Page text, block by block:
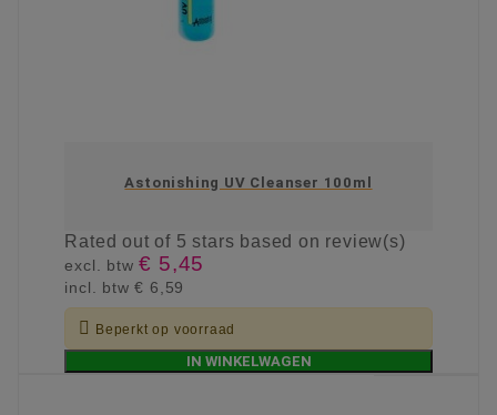
Astonishing UV Cleanser 100ml
Ratedout of 5 stars based on review(s)
excl. btw€ 5,45
incl. btw€ 6,59
 Beperkt op voorraad
IN WINKELWAGEN